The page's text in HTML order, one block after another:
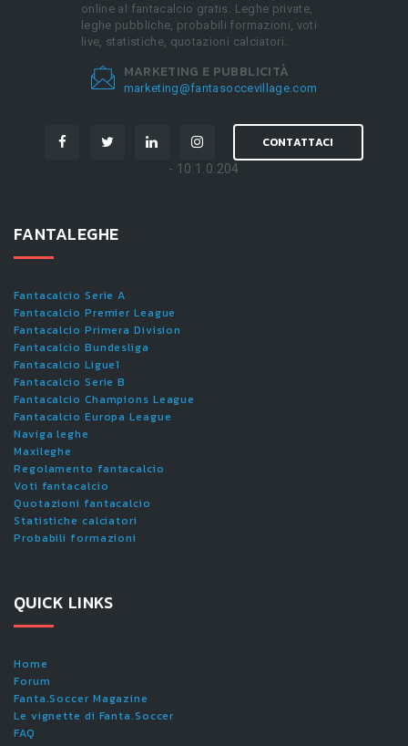
online al fantacalcio gratis. Leghe private,
leghe pubbliche, probabili formazioni, voti
live, statistiche, quotazioni calciatori.
MARKETING E PUBBLICITÀ
marketing@fantasoccevillage.com
CONTATTACI
- 10.1.0.204
FANTALEGHE
Fantacalcio Serie A
Fantacalcio Premier League
Fantacalcio Primera Division
Fantacalcio Bundesliga
Fantacalcio Ligue1
Fantacalcio Serie B
Fantacalcio Champions League
Fantacalcio Europa League
Naviga leghe
Maxileghe
Regolamento fantacalcio
Voti fantacalcio
Quotazioni fantacalcio
Statistiche calciatori
Probabili formazioni
QUICK LINKS
Home
Forum
Fanta.Soccer Magazine
Le vignette di Fanta.Soccer
FAQ